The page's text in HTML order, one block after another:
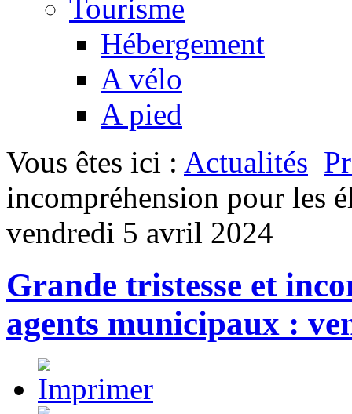
Tourisme
Hébergement
A vélo
A pied
Vous êtes ici : Actualités
incompréhension pour les
vendredi 5 avril 2024
Grande tristesse et
agents municipaux :